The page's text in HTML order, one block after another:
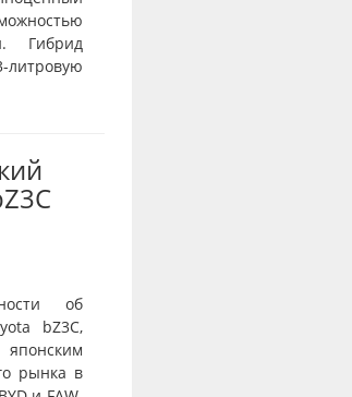
Гибрид
литровую
об
bZ3C,
рынка в